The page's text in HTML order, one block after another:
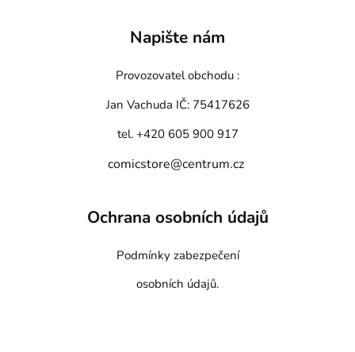
Napište nám
Provozovatel obchodu :
Jan Vachuda IČ: 75417626
tel. +420 605 900 917
comicstore@centrum.cz
Ochrana osobních údajů
Podmínky zabezpečení
osobních údajů.